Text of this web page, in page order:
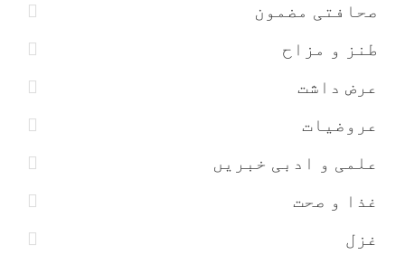
صحافتی مضمون
طنز و مزاح
عرض داشت
عروضیات
علمی و ادبی خبریں
غذا و صحت
غزل